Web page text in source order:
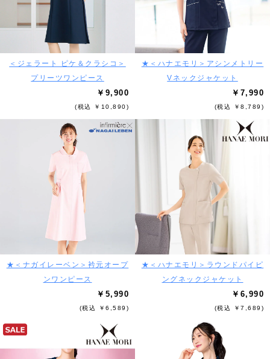
＜ジェラート ピケ＆クラシコ＞
プリーツワンピース
￥9,900
(税込 ￥10,890)
★＜ハナエモリ＞アシンメトリー
Vネックジャケット
￥7,990
(税込 ￥8,789)
★＜ナガイレーベン＞衿元オープ
ンワンピース
￥5,990
(税込 ￥6,589)
★＜ハナエモリ＞ラウンドパイピ
ングネックジャケット
￥6,990
(税込 ￥7,689)